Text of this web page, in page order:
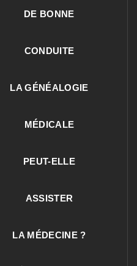
DE BONNE
CONDUITE
LA GÉNÉALOGIE
MÉDICALE
PEUT-ELLE
ASSISTER
LA MÉDECINE ?